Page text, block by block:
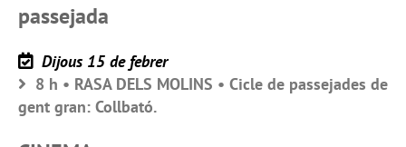
passejada
Dijous 15 de febrer
8 h • RASA DELS MOLINS • Cicle de passejades de
gent gran: Collbató.